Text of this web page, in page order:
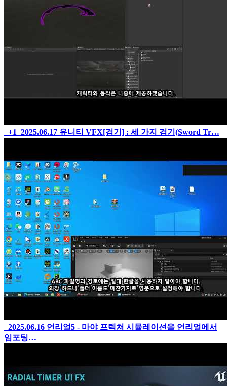
+1 2025.06.17 유니티 VFX[검기] : 세 가지 검기(Sword Tr…
2025.06.16 언리얼5 - 마야 프렉쳐 시뮬레이션을 언리얼에서
임포팅…